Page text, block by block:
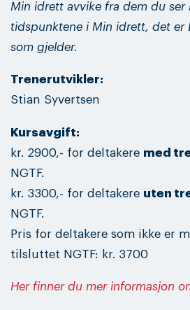
Min idrett avvike fra dem du ser
tidspunktene i Min idrett, det er
som gjelder.
Trenerutvikler:
Stian Syvertsen
Kursavgift:
kr. 2900,- for deltakere med
NGTF.
kr. 3300,- for deltakere uten
NGTF.
Pris for deltakere som ikke er
tilsluttet NGTF: kr. 3700
Her finner du mer informasjon